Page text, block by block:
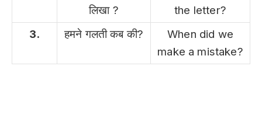
लिखा ?
the letter?
3.
हमने गलती कब की?
When did we
make a mistake?